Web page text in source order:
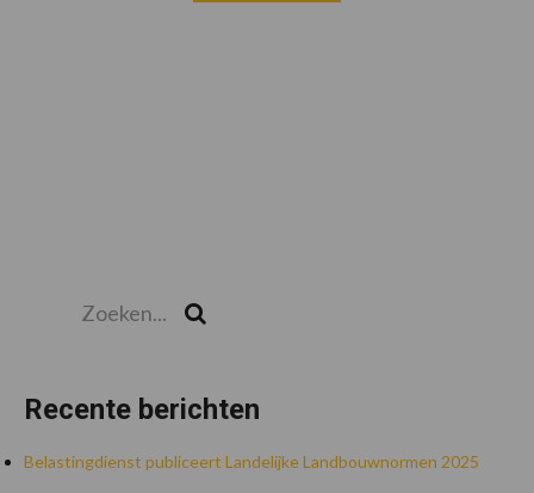
Recente berichten
Belastingdienst publiceert Landelijke Landbouwnormen 2025